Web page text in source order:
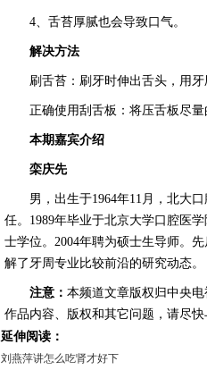
4、舌苔厚腻也会导致口气。
解决方法
刷舌苔：刷牙时伸出舌头，用牙
正确使用刮舌板：将压舌板尽量
本期嘉宾介绍
栾庆先
男，出生于1964年11月，北大口
任。1989年毕业于北京大学口腔医
士学位。2004年聘为硕士生导师。
解了牙周专业比较前沿的研究动态。
注意： 本频道文章版权归中央
作品内容、版权和其它问题，请尽
延伸阅读：
刘燕萍讲怎么吃肾才好下